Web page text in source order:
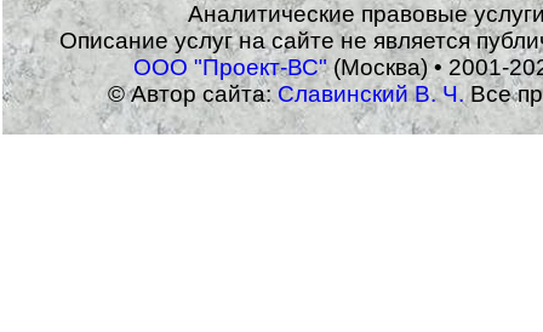
Аналитические правовые
Описание услуг на сайте не является
ООО "Проект-ВС"(Москва) • 2001-
© Автор сайта:Славинский В. Ч.Все